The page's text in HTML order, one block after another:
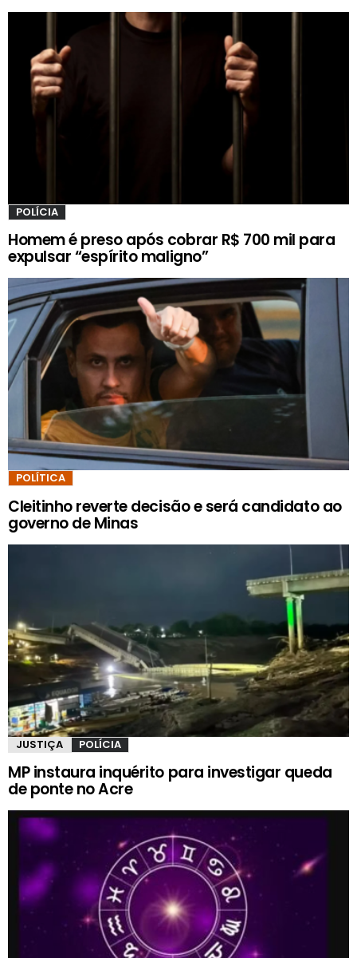
POLÍCIA
Homem é preso após cobrar R$ 700 mil para
expulsar “espírito maligno”
POLÍTICA
Cleitinho reverte decisão e será candidato ao
governo de Minas
JUSTIÇA POLÍCIA
MP instaura inquérito para investigar queda
de ponte no Acre